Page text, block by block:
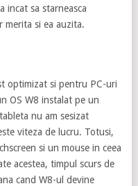
incat sa starneasca
merita si ea auzita.
optimizat si pentru PC-uri
OS W8 instalat pe un
nu am sesizat
viteza de lucru. Totusi,
si un mouse in ceea
acestea, timpul scurs de
cand W8-ul devine